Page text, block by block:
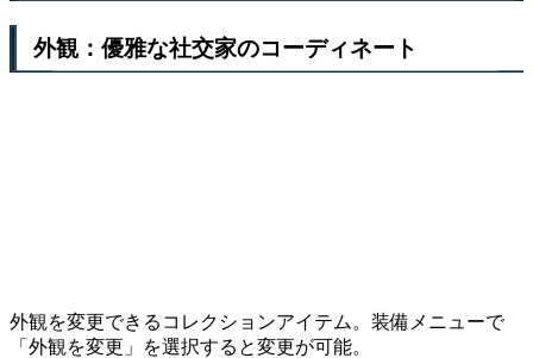
外観：優雅な社交家のコーディネート
外観を変更できるコレクションアイテム。装備メニューで
「外観を変更」を選択すると変更が可能。